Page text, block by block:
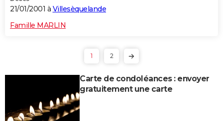
21/01/2001 à Villesèquelande
Famille MARLIN
1 2
Carte de condoléances : envoyer
gratuitement une carte